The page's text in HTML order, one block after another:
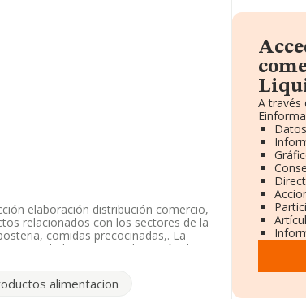
elaboración distribución comercio,
relacionados con los sectores de la
comidas precocinadas,. La
actividad CNAE es 'Fabricación de
de motor' con código 2932. No
alimentacion
A través